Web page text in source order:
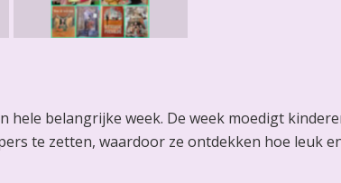
hele belangrijke week. De week moedigt
te zetten, waardoor ze ontdekken hoe leuk